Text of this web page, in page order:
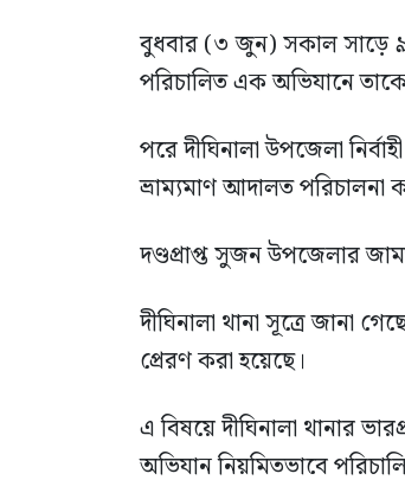
বুধবার (৩ জুন) সকাল সাড়ে
পরিচালিত এক অভিযানে
পরে দীঘিনালা উপজেলা
ভ্রাম্যমাণ আদালত পরিচালনা
দণ্ডপ্রাপ্ত সুজন উপজেলার
দীঘিনালা থানা সূত্রে জানা
প্রেরণ করা হয়েছে।
এ বিষয়ে দীঘিনালা থানার
অভিযান নিয়মিতভাবে